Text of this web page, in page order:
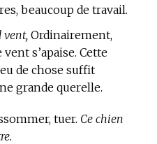
beaucoup de travail.
vent, Ordinairement,
s’apaise. Cette
de chose suffit
grande querelle.
tuer. Ce chien